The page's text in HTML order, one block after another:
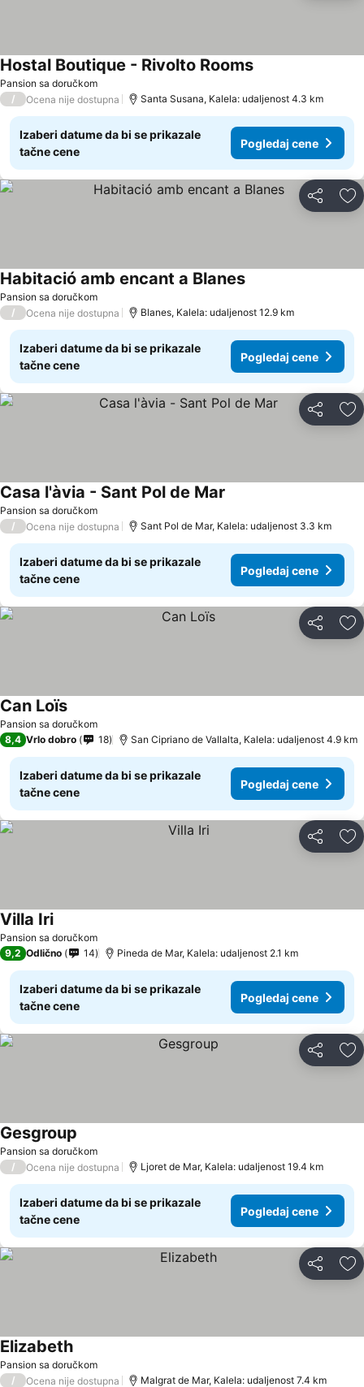
Pansion sa doručkom
Hostal Boutique - Rivolto Rooms
/ Ocena nije dostupna Santa Susana, Kalela: udaljenost 4.3 km
Izaberi datume da bi se prikazale
tačne cene
Pogledaj cene
Deli
Pansion sa doručkom
Habitació amb encant a Blanes
/ Ocena nije dostupna Blanes, Kalela: udaljenost 12.9 km
Izaberi datume da bi se prikazale
tačne cene
Pogledaj cene
Deli
Pansion sa doručkom
Casa l'àvia - Sant Pol de Mar
/ Ocena nije dostupna Sant Pol de Mar, Kalela: udaljenost 3.3 km
Izaberi datume da bi se prikazale
tačne cene
Pogledaj cene
Deli
Pansion sa doručkom
Can Loïs
8,4 Vrlo dobro 18 San Cipriano de Vallalta, Kalela: udaljenost 4.9 km
Izaberi datume da bi se prikazale
tačne cene
Pogledaj cene
Deli
Pansion sa doručkom
Villa Iri
9,2 Odlično 14 Pineda de Mar, Kalela: udaljenost 2.1 km
Izaberi datume da bi se prikazale
tačne cene
Pogledaj cene
Deli
Pansion sa doručkom
Gesgroup
/ Ocena nije dostupna Ljoret de Mar, Kalela: udaljenost 19.4 km
Izaberi datume da bi se prikazale
tačne cene
Pogledaj cene
Deli
Pansion sa doručkom
Elizabeth
/ Ocena nije dostupna Malgrat de Mar, Kalela: udaljenost 7.4 km